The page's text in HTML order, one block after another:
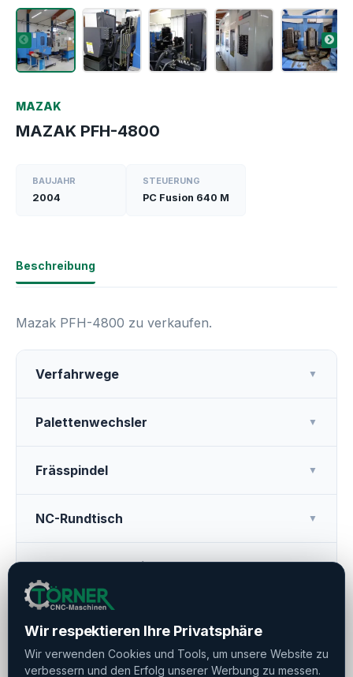
MAZAK
MAZAK PFH-4800
BAUJAHR
2004
STEUERUNG
PC Fusion 640 M
Beschreibung
Mazak PFH-4800 zu verkaufen.
Verfahrwege ▼
Palettenwechsler ▼
Frässpindel ▼
NC-Rundtisch ▼
Werkzeugmagazin ▼
Weitere Ausstattung
Wir respektieren Ihre Privatsphäre
Wir verwenden Cookies und Tools, um unsere Website zu
verbessern und den Erfolg unserer Werbung zu messen.